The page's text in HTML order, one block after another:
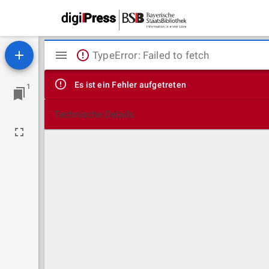
1
Mirador
Viewer
TypeError: Failed to fetch
Es ist ein Fehler aufgetreten
Technische Details